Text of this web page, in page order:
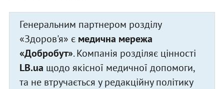
Генеральним партнером розділу
«Здоров'я» є медична мережа
«Добробут». Компанія розділяє цінності
LB.ua щодо якісної медичної допомоги,
та не втручається у редакційну політику